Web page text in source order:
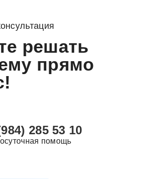
решать
прямо
285 53 10
помощь